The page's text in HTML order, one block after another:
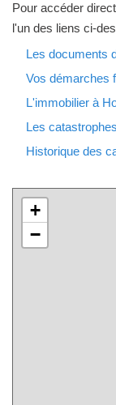
Pour accéder
l'un des liens ci-
Les documents
Vos démarches
L'immobilier à
Les
Historique des
+
−